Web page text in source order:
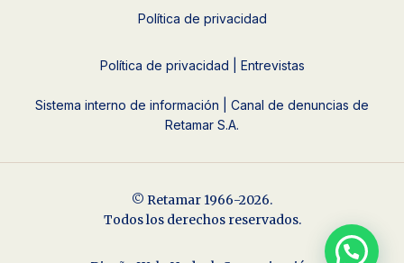
Política de privacidad
Política de privacidad | Entrevistas
Sistema interno de información | Canal de denuncias de
Retamar S.A.
© Retamar 1966-2026.
Todos los derechos reservados.